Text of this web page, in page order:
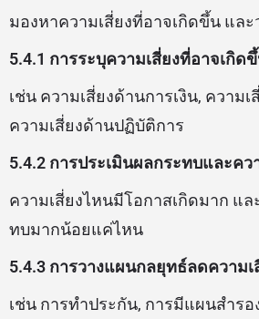
มองหาความเสี่ยงที่อาจเกิดขึ้น แล
5.4.1 การระบุความเสี่ยงที่อาจเกิด
เช่น ความเสี่ยงด้านการเงิน, ความ
ความเสี่ยงด้านปฏิบัติการ
5.4.2 การประเมินผลกระทบและคว
ความเสี่ยงไหนมีโอกาสเกิดมาก แล
ทบมากน้อยแค่ไหน
5.4.3 การวางแผนกลยุทธ์ลดความเ
เช่น การทำประกัน, การมีแผนสำรอ